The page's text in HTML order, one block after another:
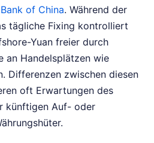
of China. Während der
tägliche Fixing kontrolliert
Yuan freier durch
an Handelsplätzen wie
Differenzen zwischen diesen
oft Erwartungen des
künftigen Auf- oder